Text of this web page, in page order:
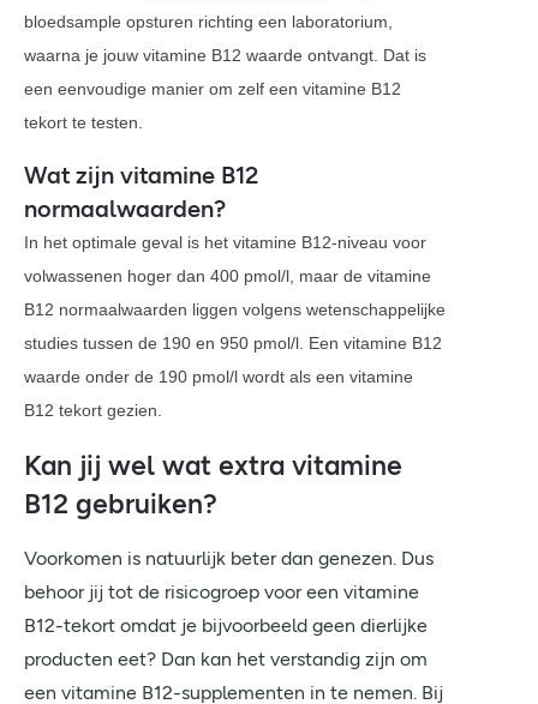
bloedsample opsturen richting een laboratorium,
waarna je jouw vitamine B12 waarde ontvangt. Dat is
een eenvoudige manier om zelf een vitamine B12
tekort te testen.
Wat zijn vitamine B12
normaalwaarden?
In het optimale geval is het vitamine B12-niveau voor
volwassenen hoger dan 400 pmol/l, maar de vitamine
B12 normaalwaarden liggen volgens wetenschappelijke
studies tussen de 190 en 950 pmol/l. Een vitamine B12
waarde onder de 190 pmol/l wordt als een vitamine
B12 tekort gezien.
Kan jij wel wat extra vitamine
B12 gebruiken?
Voorkomen is natuurlijk beter dan genezen. Dus
behoor jij tot de risicogroep voor een vitamine
B12-tekort omdat je bijvoorbeeld geen dierlijke
producten eet? Dan kan het verstandig zijn om
een vitamine B12-supplementen in te nemen. Bij